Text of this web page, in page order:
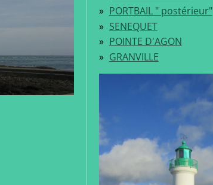
PORTBAIL " postérieur"
SENEQUET
POINTE D'AGON
GRANVILLE